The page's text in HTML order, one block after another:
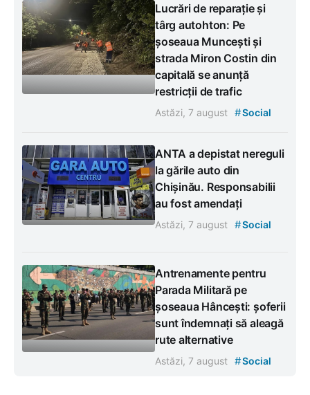
Lucrări de reparație și
târg autohton: Pe
șoseaua Muncești și
strada Miron Costin din
capitală se anunță
restricții de trafic
Astăzi, 7 august #Social
ANTA a depistat nereguli
la gările auto din
Chișinău. Responsabilii
au fost amendați
Astăzi, 7 august #Social
Antrenamente pentru
Parada Militară pe
șoseaua Hâncești: șoferii
sunt îndemnați să aleagă
rute alternative
Astăzi, 7 august #Social